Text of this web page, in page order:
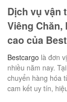
Dịch vụ vận
Viêng
cao của
Bestcargo là đơn
nhiều năm nay.
chuyển hàng hóa
cam kết uy tín,